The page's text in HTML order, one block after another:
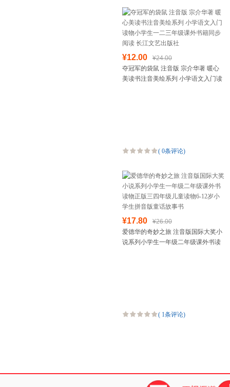
¥12.00
¥24.00
夺冠军的袋鼠 注音版 宗介华著 暖心
美读书注音美绘系列 小学语文入门读
( 0条评论)
¥17.80
¥26.00
爱德华的奇妙之旅 注音版国际大奖小
说系列小学生一年级二年级课外书读
( 1条评论)